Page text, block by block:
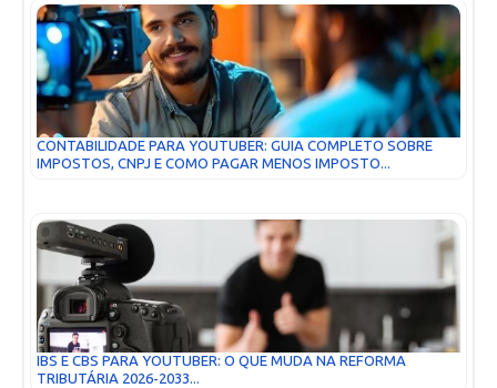
CONTABILIDADE PARA YOUTUBER: GUIA COMPLETO SOBRE
IMPOSTOS, CNPJ E COMO PAGAR MENOS IMPOSTO...
IBS E CBS PARA YOUTUBER: O QUE MUDA NA REFORMA
TRIBUTÁRIA 2026-2033...